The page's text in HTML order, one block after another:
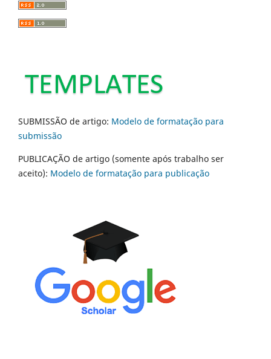
SUBMISSÃO de artigo: Modelo de formatação para
submissão
PUBLICAÇÃO de artigo (somente após trabalho ser
aceito): Modelo de formatação para publicação